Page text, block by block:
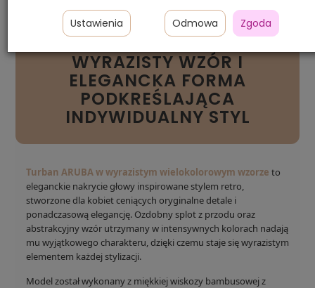
TURBAN ARUBA
WIELOKOLOROWY RETRO –
WYRAZISTY WZÓR I
ELEGANCKA FORMA
PODKREŚLAJĄCA
INDYWIDUALNY STYL
Turban ARUBA w wyrazistym wielokolorowym wzorze to
eleganckie nakrycie głowy inspirowane stylem retro,
stworzone dla kobiet ceniących oryginalne detale i
ponadczasową elegancję. Ozdobny splot z przodu oraz
abstrakcyjny wzór utrzymany w intensywnych kolorach nadają
mu wyjątkowego charakteru, dzięki czemu staje się wyrazistym
elementem każdej stylizacji.
Model został wykonany z miękkiej wiskozy bambusowej z
Ustawienia Odmowa Zgoda